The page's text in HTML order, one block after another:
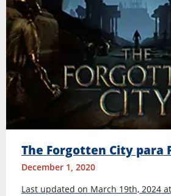
The Forgotten City para
December 1, 2020
Last updated on March 19th, 2024